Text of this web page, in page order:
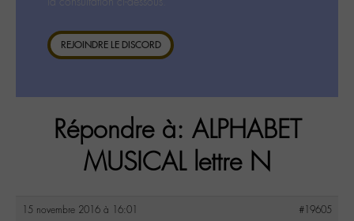
REJOINDRE LE DISCORD
Répondre à: ALPHABET
MUSICAL lettre N
15 novembre 2016 à 16:01 #19605